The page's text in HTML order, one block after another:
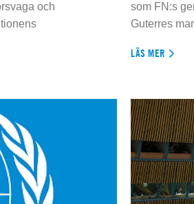
och
som FN:s
Guterres
LÄS MER